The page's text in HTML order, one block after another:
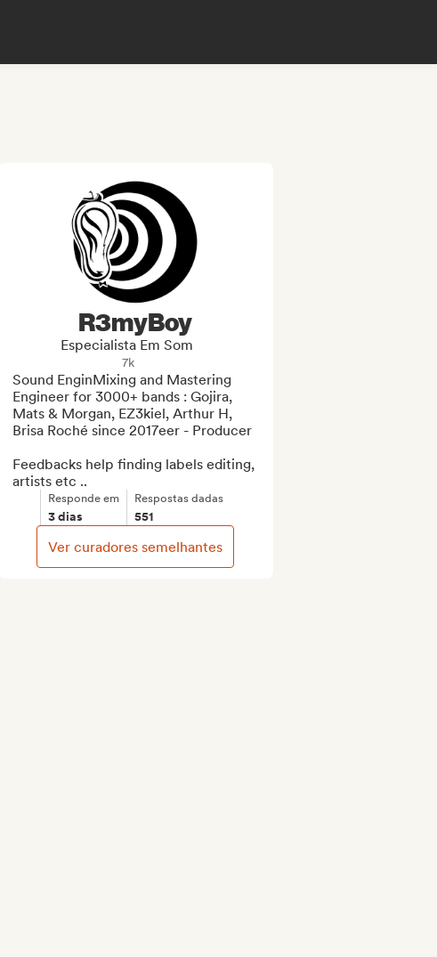
R3myBoy
Especialista Em Som
7k
Sound EnginMixing and Mastering
Engineer for 3000+ bands : Gojira,
Mats & Morgan, EZ3kiel, Arthur H,
Brisa Roché since 2017eer - Producer
Feedbacks help finding labels editing,
artists etc ..
Responde em
3 dias
Respostas dadas
551
Ver curadores semelhantes